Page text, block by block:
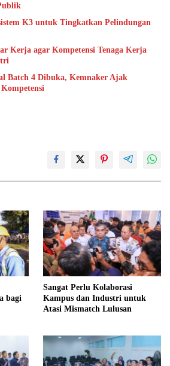
K3 untuk Tingkatkan Pelindungan
Kerja agar Kompetensi Tenaga Kerja
Batch 4 Dibuka, Kemnaker Ajak
bagi
Sangat Perlu Kolaborasi
Kampus dan Industri untuk
Atasi Mismatch Lulusan